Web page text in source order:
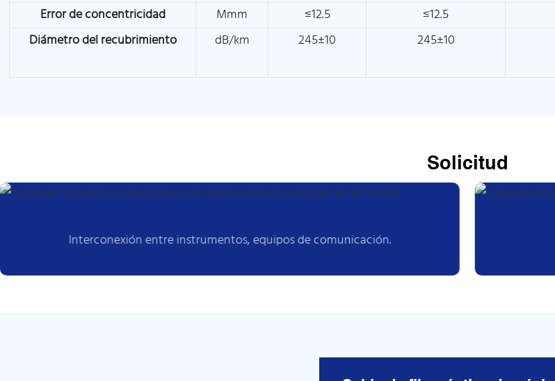
Error de concentricidad
Mmm ≤12.5 ≤12.5
Diámetro del recubrimiento
dB/km 245±10 245±10
Solicitud
Interconexión entre instrumentos, equipos de comunicación.